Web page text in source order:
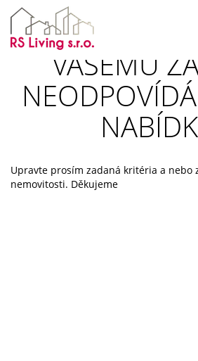
VAŠEMU
Upravte prosím zadaná kritéria a nebo
nemovitosti. Děkujeme